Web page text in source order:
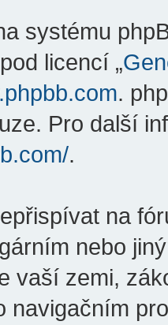
systému
licencí „
.
Pro další
.
na
nebo
vaší zemi,
navigačním